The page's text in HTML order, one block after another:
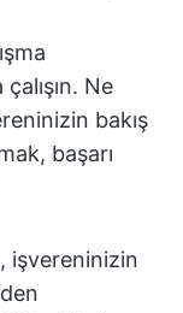
Ne
bakış
başarı
işvereninizin